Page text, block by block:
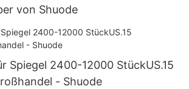
von Shuode
Spiegel 2400-12000 StückUS.15
- Shuode